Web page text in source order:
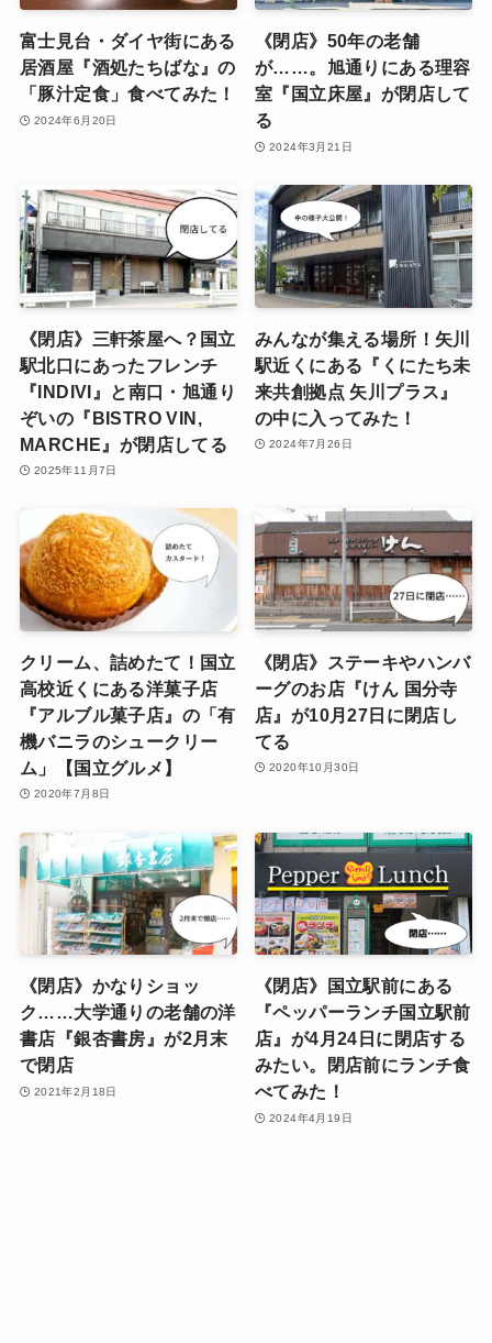
富士見台・ダイヤ街にある
居酒屋『酒処たちばな』の
「豚汁定食」食べてみた！
2024年6月20日
《閉店》50年の老舗
が……。旭通りにある理容
室『国立床屋』が閉店して
る
2024年3月21日
《閉店》三軒茶屋へ？国立
駅北口にあったフレンチ
『INDIVI』と南口・旭通り
ぞいの『BISTRO VIN,
MARCHE』が閉店してる
2025年11月7日
みんなが集える場所！矢川
駅近くにある『くにたち未
来共創拠点 矢川プラス』
の中に入ってみた！
2024年7月26日
クリーム、詰めたて！国立
高校近くにある洋菓子店
『アルブル菓子店』の「有
機バニラのシュークリー
ム」【国立グルメ】
2020年7月8日
《閉店》ステーキやハンバ
ーグのお店『けん 国分寺
店』が10月27日に閉店し
てる
2020年10月30日
《閉店》かなりショッ
ク……大学通りの老舗の洋
書店『銀杏書房』が2月末
で閉店
2021年2月18日
《閉店》国立駅前にある
『ペッパーランチ国立駅前
店』が4月24日に閉店する
みたい。閉店前にランチ食
べてみた！
2024年4月19日